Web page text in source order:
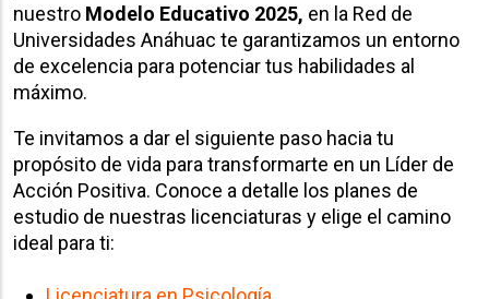
nuestro Modelo Educativo 2025, en la Red de
Universidades Anáhuac te garantizamos un entorno
de excelencia para potenciar tus habilidades al
máximo.
Te invitamos a dar el siguiente paso hacia tu
propósito de vida para transformarte en un Líder de
Acción Positiva. Conoce a detalle los planes de
estudio de nuestras licenciaturas y elige el camino
ideal para ti: